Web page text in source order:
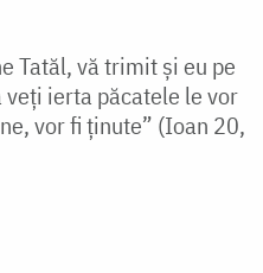
Tatăl, vă trimit și eu pe
ierta păcatele le vor
vor fi ținute” (Ioan 20,